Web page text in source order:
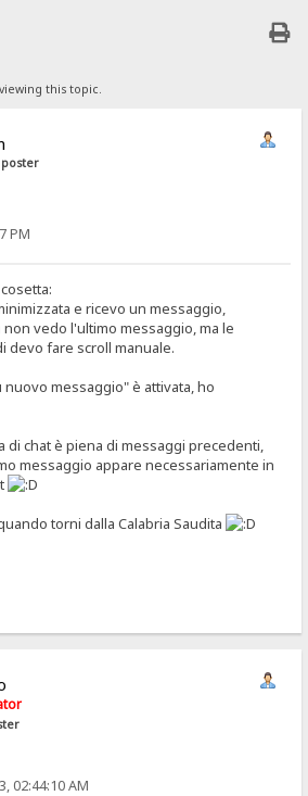
this topic.
poster
PM
e ricevo un messaggio,
vedo l'ultimo messaggio, ma le
devo fare scroll manuale.
nuovo messaggio" è attivata, ho
di chat è piena di messaggi precedenti,
messaggio appare necessariamente in
torni dalla Calabria Saudita
02:44:10 AM